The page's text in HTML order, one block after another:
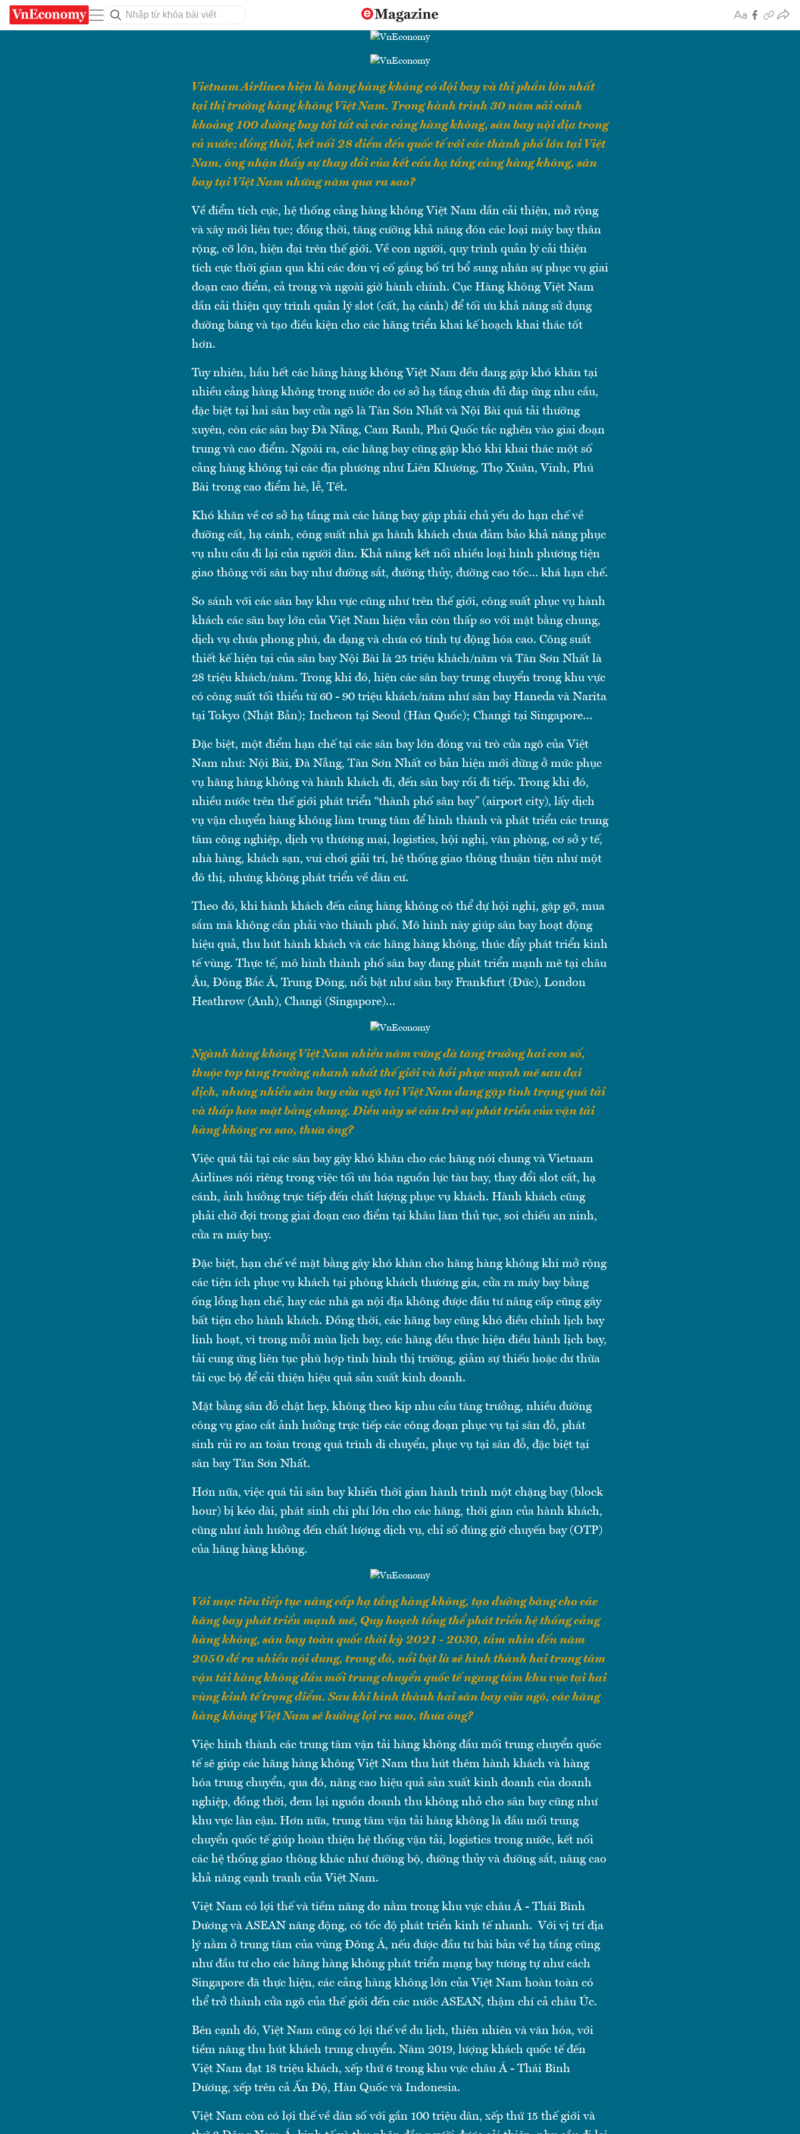
Vietnam Airlines hiện là hãng hàng không có đội bay và thị phần lớn nhất
tại thị trường hàng không Việt Nam. Trong hành trình 30 năm sải cánh
khoảng 100 đường bay tới tất cả các cảng hàng không, sân bay nội địa trong
cả nước; đồng thời, kết nối 28 điểm đến quốc tế với các thành phố lớn tại Việt
Nam, ông nhận thấy sự thay đổi của kết cấu hạ tầng cảng hàng không, sân
bay tại Việt Nam những năm qua ra sao?
Về điểm tích cực, hệ thống cảng hàng không Việt Nam dần cải thiện, mở rộng
và xây mới liên tục; đồng thời, tăng cường khả năng đón các loại máy bay thân
rộng, cỡ lớn, hiện đại trên thế giới. Về con người, quy trình quản lý cải thiện
tích cực thời gian qua khi các đơn vị cố gắng bố trí bổ sung nhân sự phục vụ giai
đoạn cao điểm, cả trong và ngoài giờ hành chính. Cục Hàng không Việt Nam
dần cải thiện quy trình quản lý slot (cất, hạ cánh) để tối ưu khả năng sử dụng
đường băng và tạo điều kiện cho các hãng triển khai kế hoạch khai thác tốt
hơn.
Tuy nhiên, hầu hết các hãng hàng không Việt Nam đều đang gặp khó khăn tại
nhiều cảng hàng không trong nước do cơ sở hạ tầng chưa đủ đáp ứng nhu cầu,
đặc biệt tại hai sân bay cửa ngõ là Tân Sơn Nhất và Nội Bài quá tải thường
xuyên, còn các sân bay Đà Nẵng, Cam Ranh, Phú Quốc tắc nghẽn vào giai đoạn
trung và cao điểm. Ngoài ra, các hãng bay cũng gặp khó khi khai thác một số
cảng hàng không tại các địa phương như Liên Khương, Thọ Xuân, Vinh, Phú
Bài trong cao điểm hè, lễ, Tết.
Khó khăn về cơ sở hạ tầng mà các hãng bay gặp phải chủ yếu do hạn chế về
đường cất, hạ cánh, công suất nhà ga hành khách chưa đảm bảo khả năng phục
vụ nhu cầu đi lại của người dân. Khả năng kết nối nhiều loại hình phương tiện
giao thông với sân bay như đường sắt, đường thủy, đường cao tốc… khá hạn chế.
So sánh với các sân bay khu vực cũng như trên thế giới, công suất phục vụ hành
khách các sân bay lớn của Việt Nam hiện vẫn còn thấp so với mặt bằng chung,
dịch vụ chưa phong phú, đa dạng và chưa có tính tự động hóa cao. Công suất
thiết kế hiện tại của sân bay Nội Bài là 25 triệu khách/năm và Tân Sơn Nhất là
28 triệu khách/năm. Trong khi đó, hiện các sân bay trung chuyển trong khu vực
có công suất tối thiểu từ 60 - 90 triệu khách/năm như sân bay Haneda và Narita
tại Tokyo (Nhật Bản); Incheon tại Seoul (Hàn Quốc); Changi tại Singapore…
Đặc biệt, một điểm hạn chế tại các sân bay lớn đóng vai trò cửa ngõ của Việt
Nam như: Nội Bài, Đà Nẵng, Tân Sơn Nhất cơ bản hiện mới dừng ở mức phục
vụ hãng hàng không và hành khách đi, đến sân bay rồi đi tiếp. Trong khi đó,
nhiều nước trên thế giới phát triển “thành phố sân bay” (airport city), lấy dịch
vụ vận chuyển hàng không làm trung tâm để hình thành và phát triển các trung
tâm công nghiệp, dịch vụ thương mại, logistics, hội nghị, văn phòng, cơ sở y tế,
nhà hàng, khách sạn, vui chơi giải trí, hệ thống giao thông thuận tiện như một
đô thị, nhưng không phát triển về dân cư.
Theo đó, khi hành khách đến cảng hàng không có thể dự hội nghị, gặp gỡ, mua
sắm mà không cần phải vào thành phố. Mô hình này giúp sân bay hoạt động
hiệu quả, thu hút hành khách và các hãng hàng không, thúc đẩy phát triển kinh
tế vùng. Thực tế, mô hình thành phố sân bay đang phát triển mạnh mẽ tại châu
Âu, Đông Bắc Á, Trung Đông, nổi bật như sân bay Frankfurt (Đức), London
Heathrow (Anh), Changi (Singapore)…
Ngành hàng không Việt Nam nhiều năm vững đà tăng trưởng hai con số,
thuộc top tăng trưởng nhanh nhất thế giới và hồi phục mạnh mẽ sau đại
dịch, nhưng nhiều sân bay cửa ngõ tại Việt Nam đang gặp tình trạng quá tải
và thấp hơn mặt bằng chung. Điều này sẽ cản trở sự phát triển của vận tải
hàng không ra sao, thưa ông?
Việc quá tải tại các sân bay gây khó khăn cho các hãng nói chung và Vietnam
Airlines nói riêng trong việc tối ưu hóa nguồn lực tàu bay, thay đổi slot cất, hạ
cánh, ảnh hưởng trực tiếp đến chất lượng phục vụ khách. Hành khách cũng
phải chờ đợi trong giai đoạn cao điểm tại khâu làm thủ tục, soi chiếu an ninh,
cửa ra máy bay.
Đặc biệt, hạn chế về mặt bằng gây khó khăn cho hãng hàng không khi mở rộng
các tiện ích phục vụ khách tại phòng khách thương gia, cửa ra máy bay bằng
ống lồng hạn chế, hay các nhà ga nội địa không được đầu tư nâng cấp cũng gây
bất tiện cho hành khách. Đồng thời, các hãng bay cũng khó điều chỉnh lịch bay
linh hoạt, vì trong mỗi mùa lịch bay, các hãng đều thực hiện điều hành lịch bay,
tải cung ứng liên tục phù hợp tình hình thị trường, giảm sự thiếu hoặc dư thừa
tải cục bộ để cải thiện hiệu quả sản xuất kinh doanh.
Mặt bằng sân đỗ chật hẹp, không theo kịp nhu cầu tăng trưởng, nhiều đường
công vụ giao cắt ảnh hưởng trực tiếp các công đoạn phục vụ tại sân đỗ, phát
sinh rủi ro an toàn trong quá trình di chuyển, phục vụ tại sân đỗ, đặc biệt tại
sân bay Tân Sơn Nhất.
Hơn nữa, việc quá tải sân bay khiến thời gian hành trình một chặng bay (block
hour) bị kéo dài, phát sinh chi phí lớn cho các hãng, thời gian của hành khách,
cũng như ảnh hưởng đến chất lượng dịch vụ, chỉ số đúng giờ chuyến bay (OTP)
của hãng hàng không.
Với mục tiêu tiếp tục nâng cấp hạ tầng hàng không, tạo đường băng cho các
hãng bay phát triển mạnh mẽ, Quy hoạch tổng thể phát triển hệ thống cảng
hàng không, sân bay toàn quốc thời kỳ 2021 - 2030, tầm nhìn đến năm
2050 đề ra nhiều nội dung, trong đó, nổi bật là sẽ hình thành hai trung tâm
vận tải hàng không đầu mối trung chuyển quốc tế ngang tầm khu vực tại hai
vùng kinh tế trọng điểm. Sau khi hình thành hai sân bay cửa ngõ, các hãng
hàng không Việt Nam sẽ hưởng lợi ra sao, thưa ông?
Việc hình thành các trung tâm vận tải hàng không đầu mối trung chuyển quốc
tế sẽ giúp các hãng hàng không Việt Nam thu hút thêm hành khách và hàng
hóa trung chuyển, qua đó, nâng cao hiệu quả sản xuất kinh doanh của doanh
nghiệp, đồng thời, đem lại nguồn doanh thu không nhỏ cho sân bay cũng như
khu vực lân cận. Hơn nữa, trung tâm vận tải hàng không là đầu mối trung
chuyển quốc tế giúp hoàn thiện hệ thống vận tải, logistics trong nước, kết nối
các hệ thống giao thông khác như đường bộ, đường thủy và đường sắt, nâng cao
khả năng cạnh tranh của Việt Nam.
Việt Nam có lợi thế và tiềm năng do nằm trong khu vực châu Á - Thái Bình
Dương và ASEAN năng động, có tốc độ phát triển kinh tế nhanh. Với vị trí địa
lý nằm ở trung tâm của vùng Đông Á, nếu được đầu tư bài bản về hạ tầng cũng
như đầu tư cho các hãng hàng không phát triển mạng bay tương tự như cách
Singapore đã thực hiện, các cảng hàng không lớn của Việt Nam hoàn toàn có
thể trở thành cửa ngõ của thế giới đến các nước ASEAN, thậm chí cả châu Úc.
Bên cạnh đó, Việt Nam cũng có lợi thế về du lịch, thiên nhiên và văn hóa, với
tiềm năng thu hút khách trung chuyển. Năm 2019, lượng khách quốc tế đến
Việt Nam đạt 18 triệu khách, xếp thứ 6 trong khu vực châu Á - Thái Bình
Dương, xếp trên cả Ấn Độ, Hàn Quốc và Indonesia.
Việt Nam còn có lợi thế về dân số với gần 100 triệu dân, xếp thứ 15 thế giới và